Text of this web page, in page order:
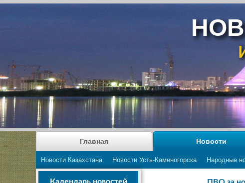
Главная Новости
Новости Казахстана Новости Усть-Каменогорска Народные